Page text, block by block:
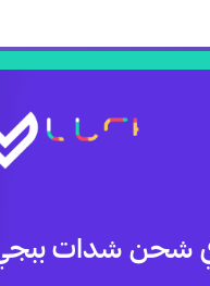
شدات ببجي